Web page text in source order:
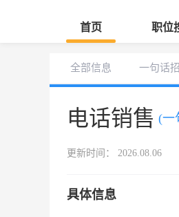
首页 职位
全部信息 一句话
电话销售 (一
更新时间： 2026.08.06
具体信息